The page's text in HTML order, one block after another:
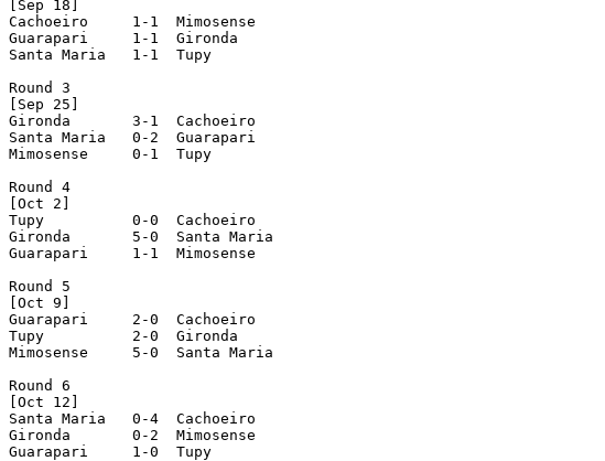
[Sep 18]
Cachoeiro     1-1  Mimosense
Guarapari     1-1  Gironda
Santa Maria   1-1  Tupy
Round 3
[Sep 25]
Gironda       3-1  Cachoeiro
Santa Maria   0-2  Guarapari
Mimosense     0-1  Tupy
Round 4
[Oct 2]
Tupy          0-0  Cachoeiro
Gironda       5-0  Santa Maria
Guarapari     1-1  Mimosense
Round 5
[Oct 9]
Guarapari     2-0  Cachoeiro
Tupy          2-0  Gironda
Mimosense     5-0  Santa Maria
Round 6
[Oct 12]
Santa Maria   0-4  Cachoeiro
Gironda       0-2  Mimosense
Guarapari     1-0  Tupy